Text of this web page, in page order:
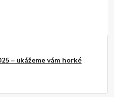
– ukážeme vám horké